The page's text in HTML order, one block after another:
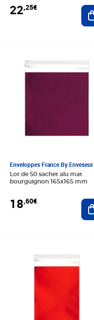
22,25€
Enveloppes France By Enveseur
Lot de 50 sachet alu mat
bourguignon 165x165 mm
18,60€